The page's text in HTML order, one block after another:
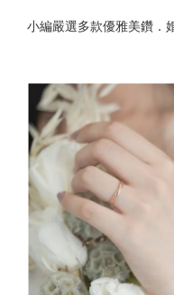
小編嚴選多款優雅美鑽．